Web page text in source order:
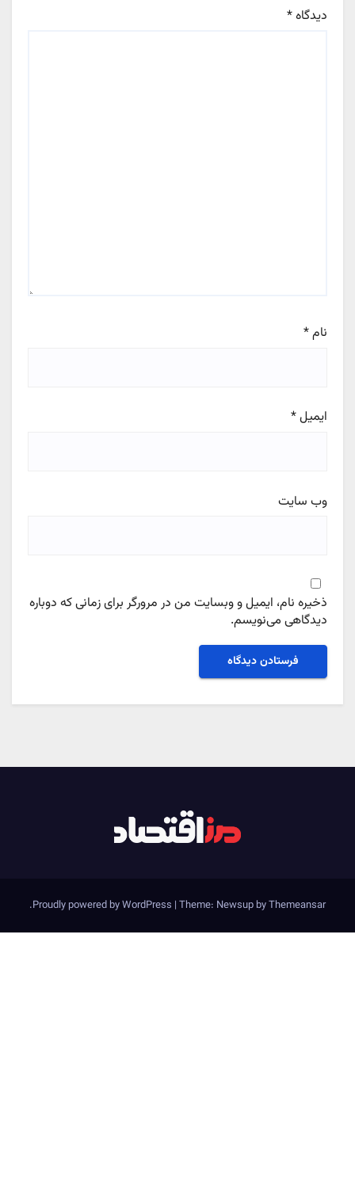
دیدگاه*
*
ایمیل*
وب‌ سایت
ذخیره نام، ایمیل و وبسایت من در مرورگر برای زمانی که دوباره
دیدگاهی می‌نویسم.
Proudly powered by WordPress|Theme: Newsup byThemeansar
.